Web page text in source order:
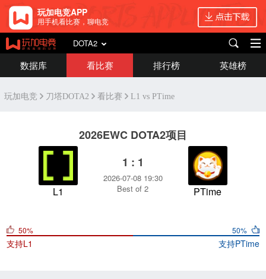
玩加电竞APP
用手机看比赛，聊电竞
DOTA2
数据库 看比赛 排行榜 英雄榜
玩加电竞 刀塔DOTA2 看比赛 L1 vs PTime
2026EWC DOTA2项目
L1
1 : 1
2026-07-08 19:30
Best of 2
PTime
50%
支持PTime
50%
支持L1